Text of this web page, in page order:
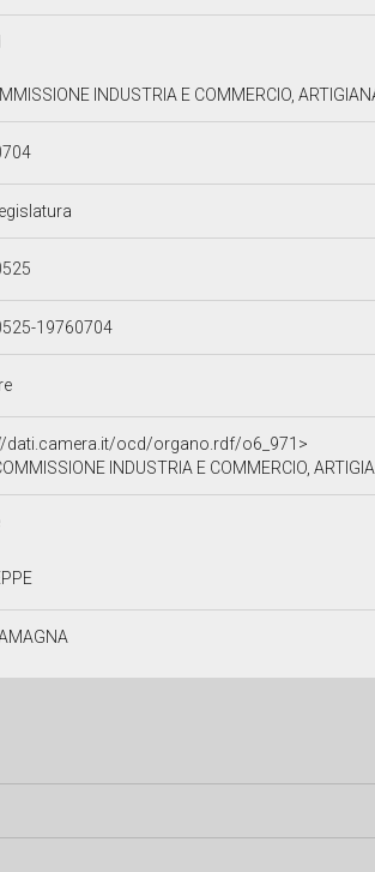
INDUSTRIA E COMMERCIO,
19760704
dati.camera.it/ocd/organo.rdf/o6_971>
INDUSTRIA E COMMERCIO,